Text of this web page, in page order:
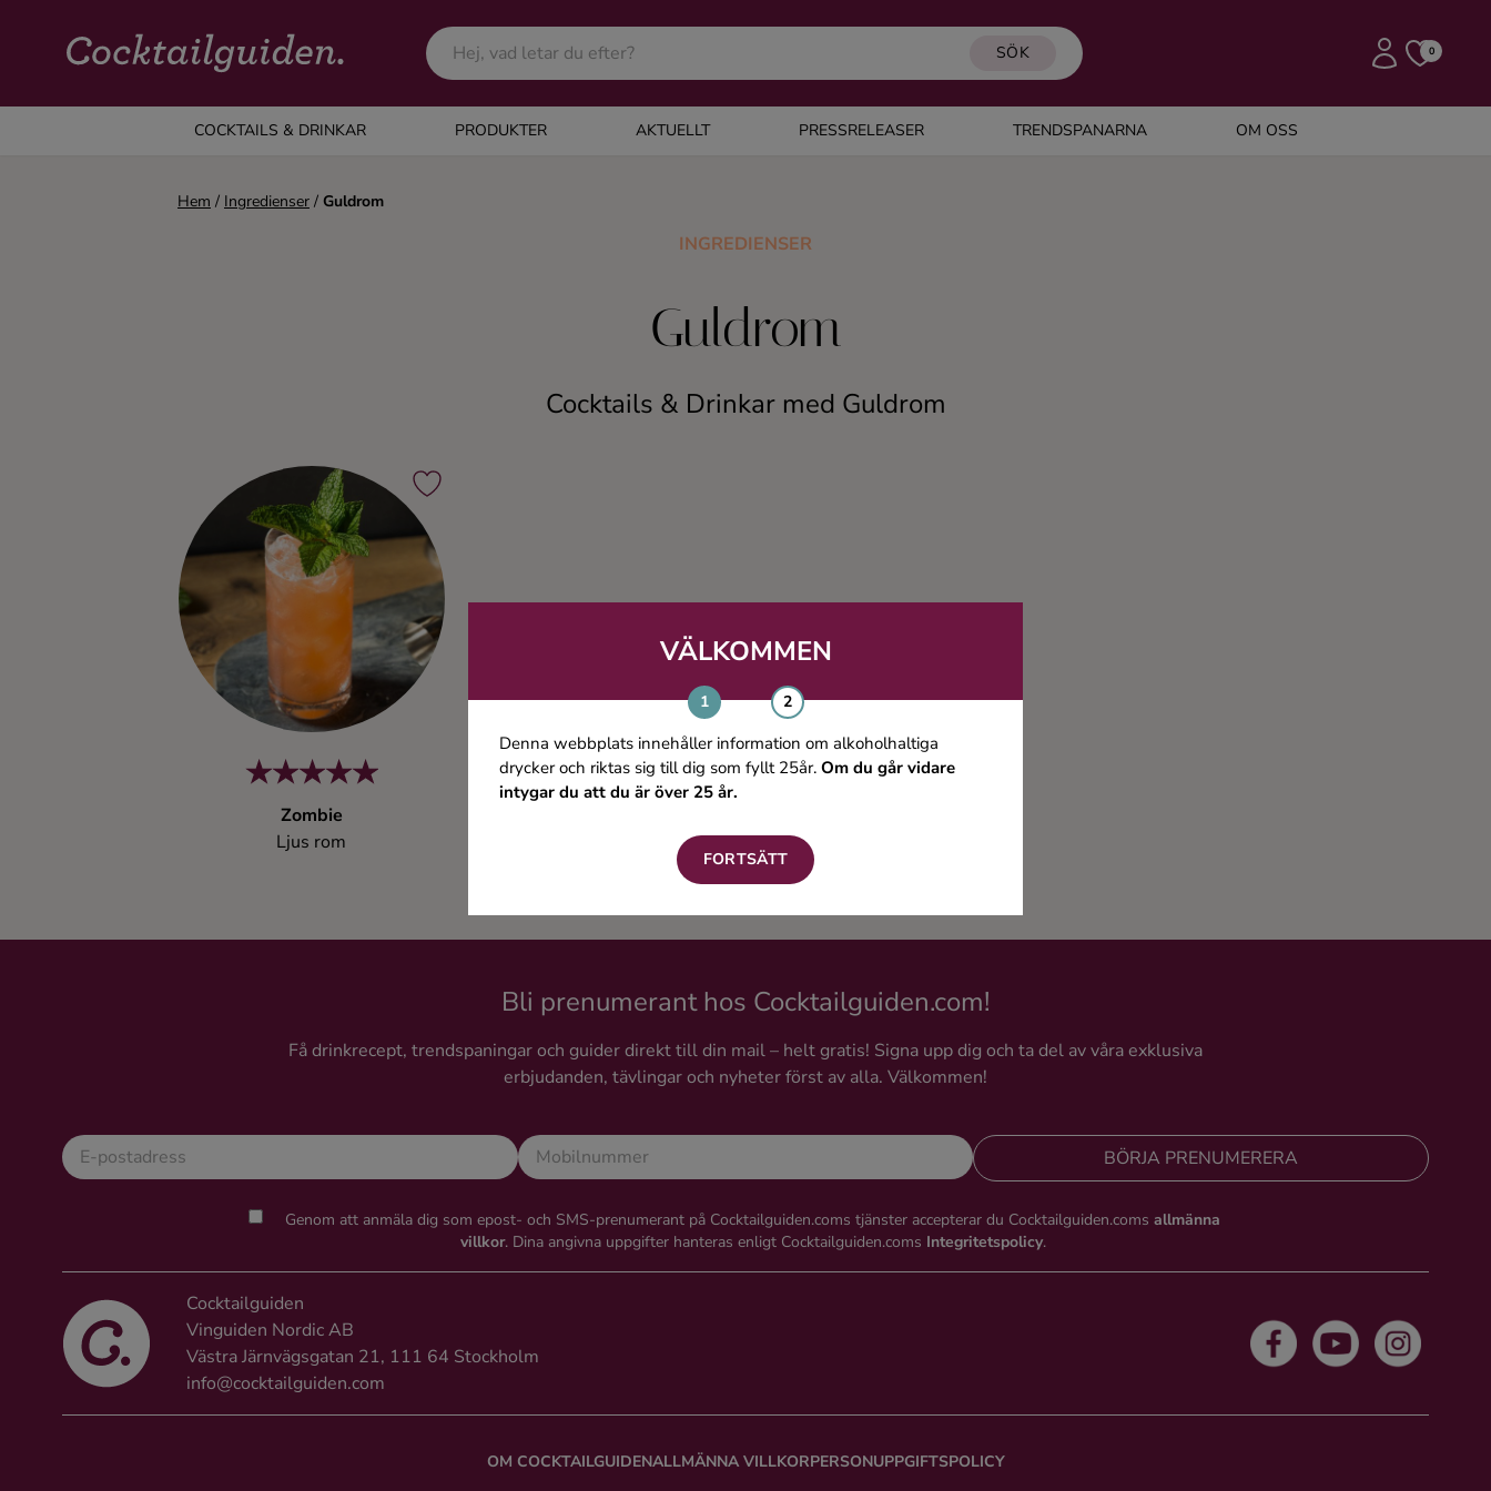
SÖK 0
COCKTAILS & DRINKAR PRODUKTER AKTUELLT PRESSRELEASER TRENDSPANARNA OM OSS
COCKTAILS & DRINKAR
Alla cocktails & drinkar
VÄLKOMMEN
Denna webbplats innehåller information om alkoholhaltiga
drycker och riktas sig till dig som fyllt 25år. Om du går vidare
intygar du att du är över 25 år.
FORTSÄTT
Hem / Ingredienser / Guldrom
INGREDIENSER
Guldrom
Cocktails & Drinkar med Guldrom
Zombie
Ljus rom
Bli prenumerant hos Cocktailguiden.com!
Få drinkrecept, trendspaningar och guider direkt till din mail – helt gratis! Signa upp dig och ta del av våra exklusiva
erbjudanden, tävlingar och nyheter först av alla. Välkommen!
BÖRJA PRENUMERERA
Genom att anmäla dig som epost- och SMS-prenumerant på Cocktailguiden.coms tjänster accepterar du Cocktailguiden.coms allmänna
villkor. Dina angivna uppgifter hanteras enligt Cocktailguiden.coms Integritetspolicy.
Cocktailguiden
Vinguiden Nordic AB
Västra Järnvägsgatan 21, 111 64 Stockholm
info@cocktailguiden.com
OM COCKTAILGUIDENALLMÄNNA VILLKORPERSONUPPGIFTSPOLICY